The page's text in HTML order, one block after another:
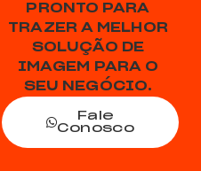
PRONTO PARA
TRAZER A MELHOR
SOLUÇÃO DE
IMAGEM PARA O
SEU NEGÓCIO.
Fale
Conosco